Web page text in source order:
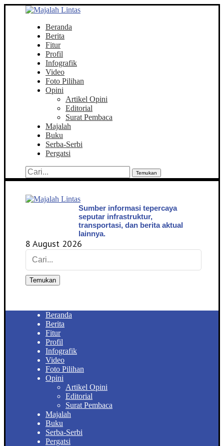
Beranda
Berita
Fitur
Profil
Infografik
Video
Foto Pilihan
Opini
Artikel Opini
Editorial
Surat Pembaca
Majalah
Buku
Serba-Serbi
Pergatsi
Temukan
Sumber informasi tepercaya
seputar infrastruktur,
transportasi, dan berita aktual
lainnya.
8 August 2026
Temukan
Beranda
Berita
Fitur
Profil
Infografik
Video
Foto Pilihan
Opini
Artikel Opini
Editorial
Surat Pembaca
Majalah
Buku
Serba-Serbi
Pergatsi